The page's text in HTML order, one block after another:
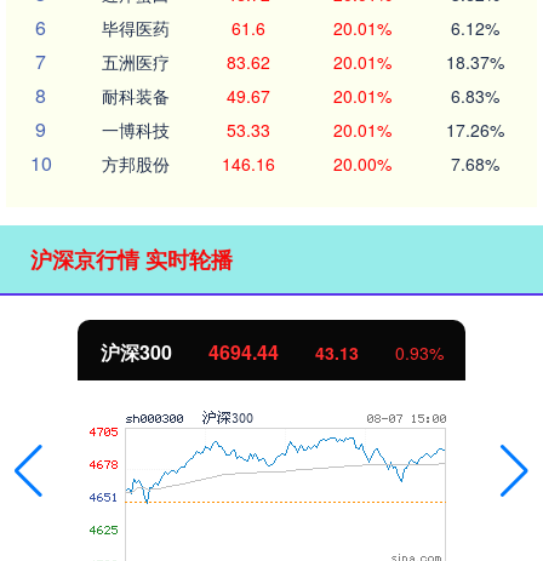
6 毕得医药 61.6 20.01% 6.12%
7 五洲医疗 83.62 20.01% 18.37%
8 耐科装备 49.67 20.01% 6.83%
9 一博科技 53.33 20.01% 17.26%
10 方邦股份 146.16 20.00% 7.68%
沪深京行情 实时轮播
沪深300 4694.44 43.13 0.93%